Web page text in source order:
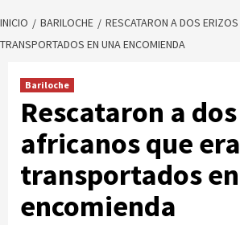
INICIO BARILOCHE
RESCATARON A DOS
TRANSPORTADOS EN UNA ENCOMIENDA
Bariloche
Rescataron a
africanos que
transportados
encomienda